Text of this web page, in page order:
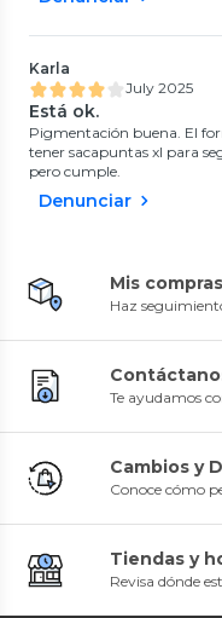
Karla
July 2025
Está ok.
Pigmentación buena. El
tener sacapuntas xl para
pero cumple.
Denunciar
Mis compras
Haz
Te ayudamos
Cambios y
Conoce cómo
Tiendas y
Revisa dónde